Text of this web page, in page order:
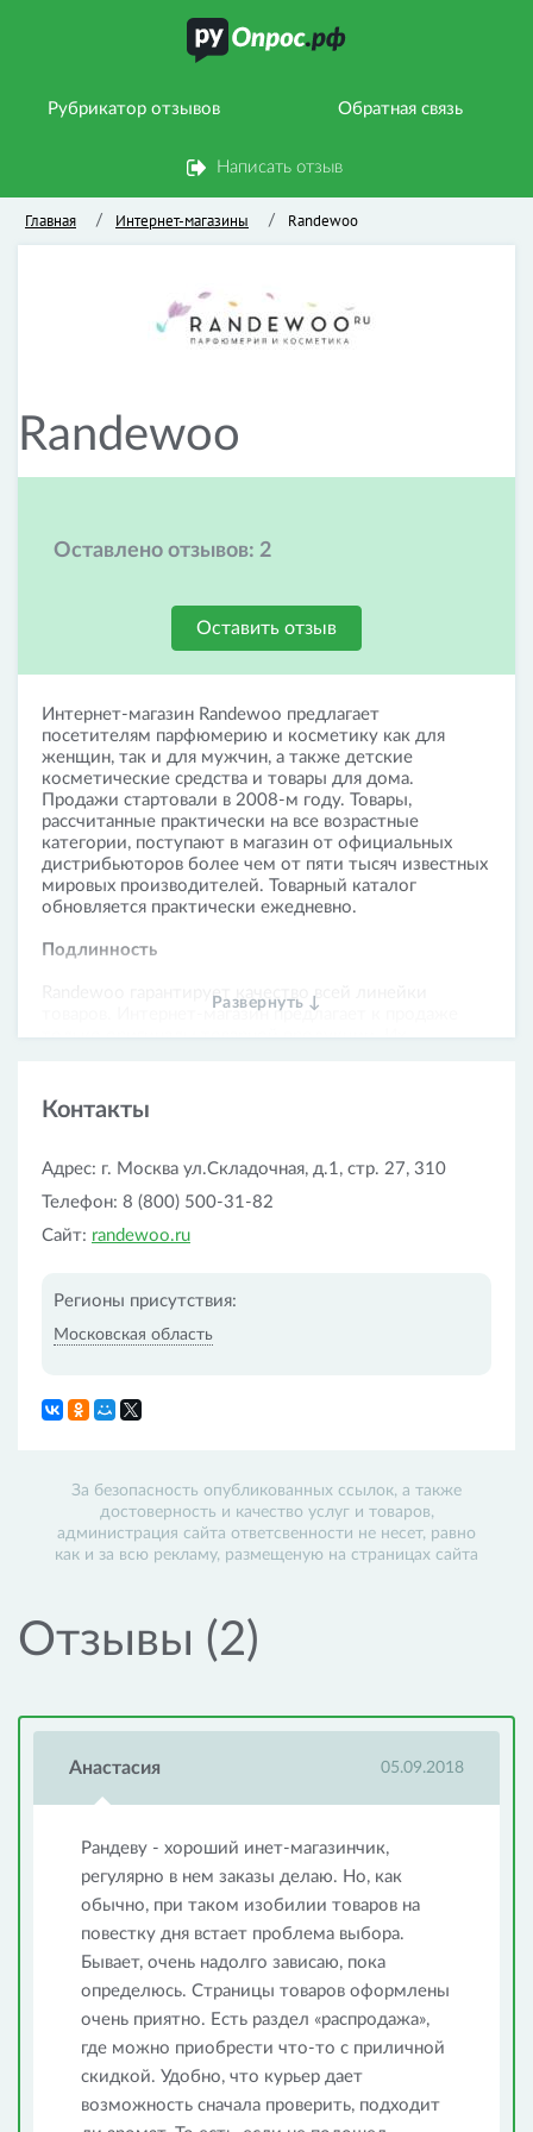
Рубрикатор отзывов Обратная связь
Написать отзыв
Главная / Интернет-магазины / Randewoo
Randewoo
Оставлено отзывов: 2
Оставить отзыв
Интернет-магазин Randewoo предлагает
посетителям парфюмерию и косметику как для
женщин, так и для мужчин, а также детские
косметические средства и товары для дома.
Продажи стартовали в 2008-м году. Товары,
рассчитанные практически на все возрастные
категории, поступают в магазин от официальных
дистрибьюторов более чем от пяти тысяч известных
мировых производителей. Товарный каталог
обновляется практически ежедневно.
Подлинность
Randewoo гарантирует качество всей линейки
товаров. Интернет-магазин предлагает к продаже
только оригиналы товарной продукции. Их
в России.
осуществляется по всем российским регионам и
странам СНГ с оплатой при получении. В Москве и
полудня. Среднее время обработки заявки
составляет около десяти минут.
Развернуть ↓
Контакты
Адрес: г. Москва ул.Складочная, д.1, стр. 27, 310
Телефон: 8 (800) 500-31-82
Сайт: randewoo.ru
Регионы присутствия:
Московская область
За безопасность опубликованных ссылок, а также
достоверность и качество услуг и товаров,
администрация сайта ответсвенности не несет, равно
как и за всю рекламу, размещеную на страницах сайта
Отзывы (2)
Анастасия 05.09.2018
Рандеву - хороший инет-магазинчик,
регулярно в нем заказы делаю. Но, как
обычно, при таком изобилии товаров на
повестку дня встает проблема выбора.
Бывает, очень надолго зависаю, пока
определюсь. Страницы товаров оформлены
очень приятно. Есть раздел «распродажа»,
где можно приобрести что-то с приличной
скидкой. Удобно, что курьер дает
возможность сначала проверить, подходит